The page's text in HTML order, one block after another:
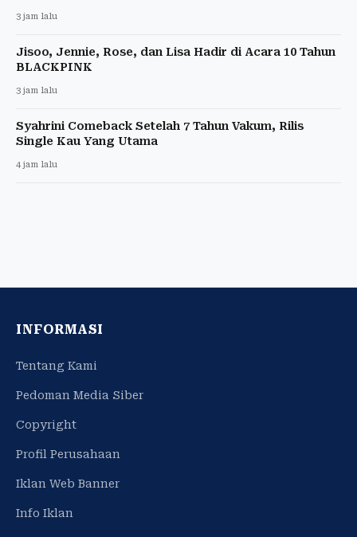
3 jam lalu
Jisoo, Jennie, Rose, dan Lisa Hadir di Acara 10 Tahun
BLACKPINK
3 jam lalu
Syahrini Comeback Setelah 7 Tahun Vakum, Rilis
Single Kau Yang Utama
4 jam lalu
INFORMASI
Tentang Kami
Pedoman Media Siber
Copyright
Profil Perusahaan
Iklan Web Banner
Info Iklan